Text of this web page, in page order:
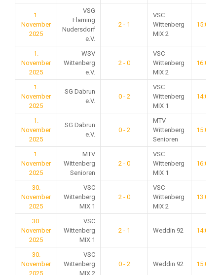
1.
November
2025
VSG
Fläming
Nudersdorf
e.V.
2 - 1
VSC
Wittenberg
MIX 2
15:00
1.
November
2025
WSV
Wittenberg
e.V.
2 - 0
VSC
Wittenberg
MIX 2
16:00
1.
November
2025
SG Dabrun
e.V.
0 - 2
VSC
Wittenberg
MIX 1
14:00
1.
November
2025
SG Dabrun
e.V.
0 - 2
MTV
Wittenberg
Senioren
15:00
1.
November
2025
MTV
Wittenberg
Senioren
2 - 0
VSC
Wittenberg
MIX 1
16:00
30.
November
2025
VSC
Wittenberg
MIX 1
2 - 0
VSC
Wittenberg
MIX 2
13:00
30.
November
2025
VSC
Wittenberg
MIX 1
2 - 1 Weddin 92 14:00
30.
November
2025
VSC
Wittenberg
MIX 2
0 - 2 Weddin 92 15:00